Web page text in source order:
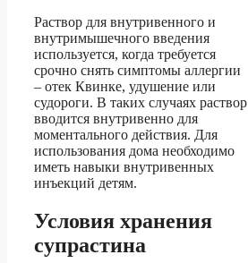
Раствор для внутривенного и
внутримышечного введения
используется, когда требуется
срочно снять симптомы аллергии
– отек Квинке, удушение или
судороги. В таких случаях раствор
вводится внутривенно для
моментального действия. Для
использования дома необходимо
иметь навыки внутривенных
инъекций детям.
Условия хранения
супрастина